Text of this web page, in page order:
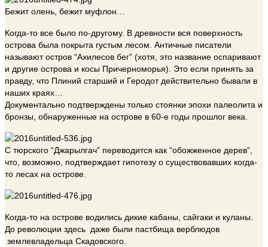
Бежит олень, бежит муфлон…
Когда-то все было по-другому. В древности вся поверхность
острова была покрыта густым лесом. Античные писатели
называют остров “Ахилесов бег” (хотя, это название оспаривают
и другие острова и косы Причерноморья). Это если принять за
правду, что Плиний старший и Геродот действительно бывали в
наших краях…
Документально подтверждены только стоянки эпохи палеолита и
бронзы, обнаруженные на острове в 60-е годы прошлог века.
С тюрского “Джарылгач” переводится как “обожженное дерев”,
что, возможно, подтверждает гипотезу о существовавших когда-
то лесах на острове.
Когда-то на острове водились дикие кабаны, сайгаки и куланы.
До революции здесь даже были пастбища верблюдов
землевладельца Скадовского.